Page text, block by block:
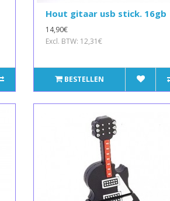
Hout gitaar usb stick. 16gb
14,90€
Excl. BTW: 12,31€
BESTELLEN